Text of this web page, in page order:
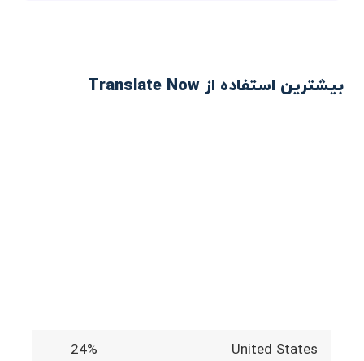
بیشترین استفاده از Translate Now
United States
24%